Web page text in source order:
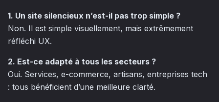
1. Un site silencieux n’est-il pas trop simple ?
Non. Il est simple visuellement, mais extrêmement
réfléchi UX.
2. Est-ce adapté à tous les secteurs ?
Oui. Services, e-commerce, artisans, entreprises tech
: tous bénéficient d’une meilleure clarté.